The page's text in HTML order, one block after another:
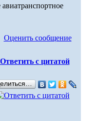
Оценить сообщение